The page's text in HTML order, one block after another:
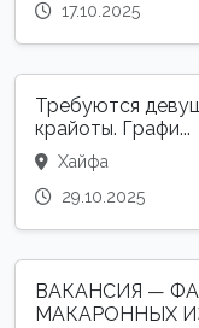
17.10.2025
Требуются
крайоты. Графи...
Хайфа
29.10.2025
ВАКАНСИЯ —
МАКАРОННЫХ